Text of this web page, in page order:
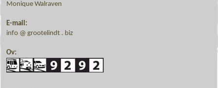
Monique Walraven
E-mail:
info @ grootelindt . biz
Ov: